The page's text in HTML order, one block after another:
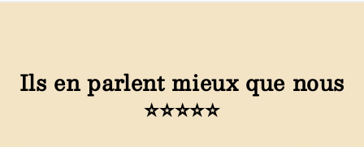
Ils en parlent mieux que nous
⭐⭐⭐⭐⭐